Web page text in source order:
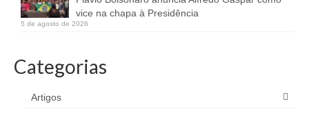
vice na chapa à Presidência
5 de agosto de 2026
Categorias
Artigos